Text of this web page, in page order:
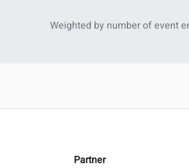
Weighted by number of event
Partner